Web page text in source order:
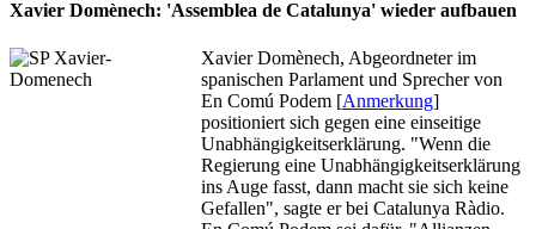
Xavier Domènech: 'Assemblea de Catalunya' wieder aufbauen
Xavier Domènech, Abgeordneter im
spanischen Parlament und Sprecher von
En Comú Podem [Anmerkung]
positioniert sich gegen eine einseitige
Unabhängigkeitserklärung. "Wenn die
Regierung eine Unabhängigkeitserklärung
ins Auge fasst, dann macht sie sich keine
Gefallen", sagte er bei Catalunya Ràdio.